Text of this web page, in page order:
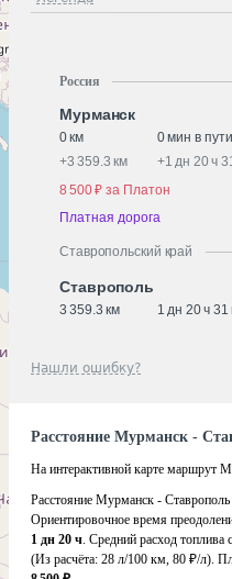
Россия
Мурманск
0 км
0 мин в пути
+3 359.3 км +1 дн 20 ч
8 500 ₽ за Платон
Платная дорога
Ставропольский край
Ставрополь
3 359.3 км 1 дн 20 ч
Нашли ошибку?
Расстояние Мурманск -
На интерактивной карте маршрут
Расстояние Мурманск - Ставрополь
Ориентировочное время
1 дн 20 ч. Средний расход топлива
(Из расчёта: 28 л/100 км, 80 ₽/л).